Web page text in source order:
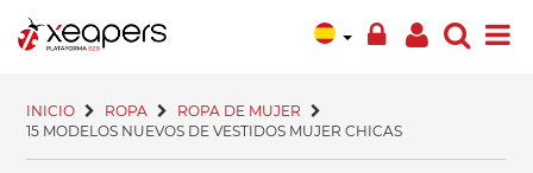
INICIO ROPA
ROPA DE MUJER
15 MODELOS NUEVOS DE VESTIDOS MUJER CHICAS